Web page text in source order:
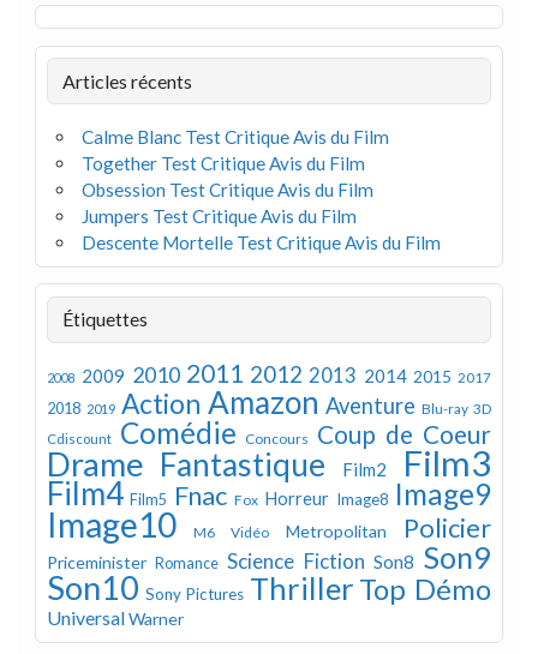
Articles récents
Calme Blanc Test Critique Avis du Film
Together Test Critique Avis du Film
Obsession Test Critique Avis du Film
Jumpers Test Critique Avis du Film
Descente Mortelle Test Critique Avis du Film
Étiquettes
2008 2009 2010 2011 2012 2013 2014 2015 2017
2018 2019 Action Amazon Aventure Blu-ray 3D
Cdiscount Comédie Concours Coup de Coeur
Drame Fantastique Film2 Film3
Film4 Film5 Fnac Fox Horreur Image8 Image9
Image10 M6 Vidéo Metropolitan Policier
Priceminister Romance Science Fiction Son8 Son9
Son10 Sony Pictures Thriller Top Démo
UniversalWarner